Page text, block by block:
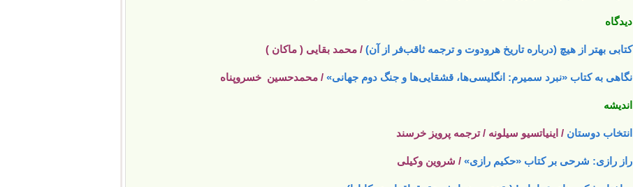
دیدگاه
کتابی بهتر از هیچ (درباره تاریخ هرودوت و ترجمه ثاقب‌فر از آن) / محمد بقایی ( ماکان )
نگاهی به کتاب «نبرد سمیرم: انگلیسی‌ها، قشقایی‌ها و جنگ دوم جهانی» / محمدحسین خسروپناه
اندیشه
انتخاب دوستان / اینیاتسیو سیلونه / ترجمه پرویز خرسند
راز رازی: شرحی بر کتاب «حکیم رازی» / شروین وکیلی